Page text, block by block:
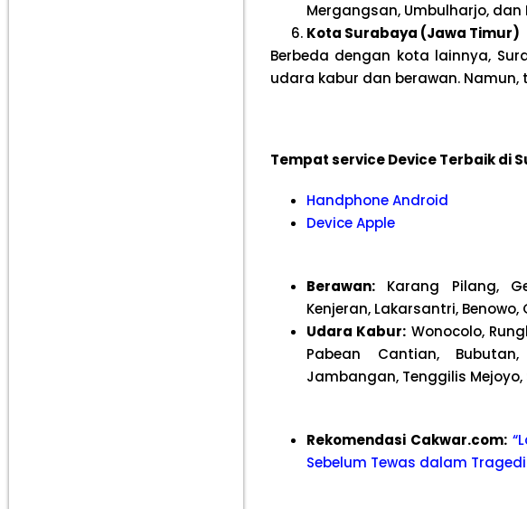
Mergangsan, Umbulharjo, dan
Kota Surabaya (Jawa Timur)
Berbeda dengan kota lainnya,
udara kabur dan berawan.
Tempat service Device Terbaik di
Handphone Android
Device Apple
Berawan:Karang Pilang,
Kenjeran, Lakarsantri,
Udara Kabur: Wonocolo,
Pabean Cantian,
Jambangan, Tenggilis
Rekomendasi Cakwar.com:
Sebelum Tewas dalam